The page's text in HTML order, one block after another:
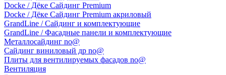
Docke / Дёке Сайдинг Premium
Docke / Дёке Сайдинг Premium акриловый
GrandLine / Сайдинг и комплектующие
GrandLine / Фасадные панели и комплектующие
Металлосайдинг no@
Сайдинг виниловый др no@
Плиты для вентилируемых фасадов no@
Вентиляция